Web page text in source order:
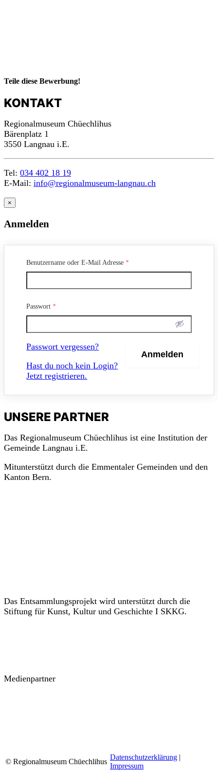
Teile diese Bewerbung!
KONTAKT
Regionalmuseum Chüechlihus
Bärenplatz 1
3550 Langnau i.E.
Tel: 034 402 18 19
E-Mail: info@regionalmuseum-langnau.ch
×
Anmelden
Benutzername oder E-Mail Adresse *
Passwort *
Passwort vergessen?
Hast du noch kein Login?
Jetzt registrieren.
UNSERE PARTNER
Das Regionalmuseum Chüechlihus ist eine Institution der
Gemeinde Langnau i.E.
Mitunterstützt durch die Emmentaler Gemeinden und den
Kanton Bern.
Das Entsammlungsprojekt wird unterstützt durch die
Stiftung für Kunst, Kultur und Geschichte I SKKG.
Medienpartner
© Regionalmuseum Chüechlihus
Datenschutzerklärung |
Impressum